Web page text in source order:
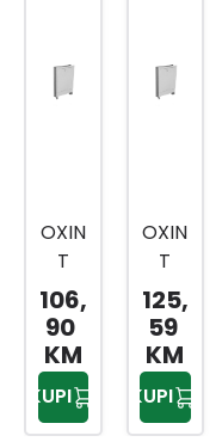
OXIN
T
ORM
ARIĆ
CG
600X
710X1
10
106,
90
KM
KUPI
OXIN
T
ORM
ARIĆ
CG
750X
710X1
10
125,
59
KM
KUPI